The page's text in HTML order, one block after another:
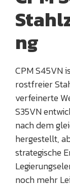
ng
CPM S45VN
rostfreier
verfeinerte
S35VN
nach dem
hergestellt,
strategische
noch mehr